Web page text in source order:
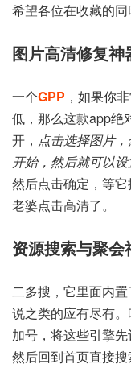
希望各位在收藏的同
图片高清修复神
一个GPP ，如果你
低，那么这款app绝
开， 点击选择图片
开始，然后就可以
然后点击确定，等
老婆点击高清了。
资源搜索与聚会
二多搜，它里面内
说之类的应有尽有
加号，将这些引擎
然后回到首页直接